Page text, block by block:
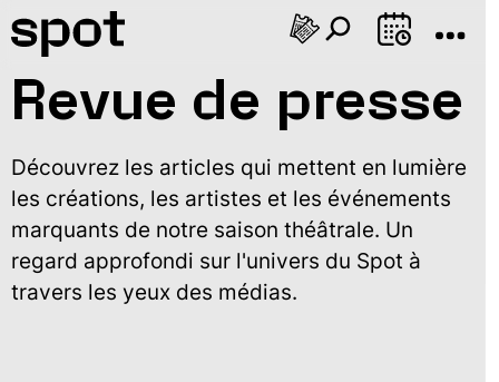
AOÛT
09 10 11 12
Je
13 14 15 16 17 18 19 20
Revue de presse
Découvrez les articles qui mettent en lumière
les créations, les artistes et les événements
marquants de notre saison théâtrale. Un
regard approfondi sur l'univers du Spot à
travers les yeux des médias.